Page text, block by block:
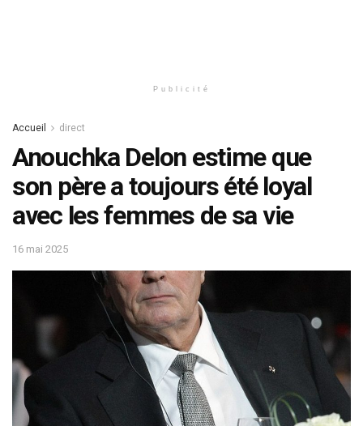
Publicité
Accueil direct
Anouchka Delon estime que
son père a toujours été loyal
avec les femmes de sa vie
16 mai 2025